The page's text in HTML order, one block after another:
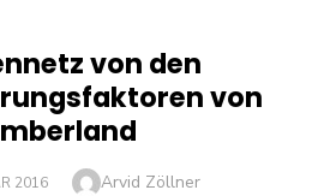
von den
von
2016 Author
Arvid Zöllner